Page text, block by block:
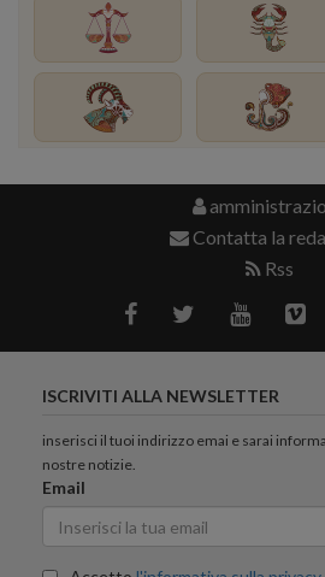
Contatta la
Rss
ISCRIVITI ALLA NEWSLETTER
inserisci il tuoi indirizzo emai e sarai
nostre notizie.
Email